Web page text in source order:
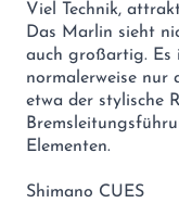
Viel Technik,
Das Marlin sieht
auch großartig. Es
normalerweise nur
etwa der stylische
Elementen.
Shimano CUES